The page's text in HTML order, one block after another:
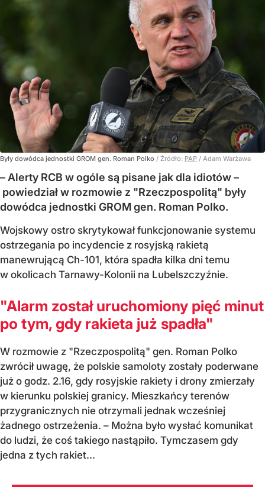
Były dowódca jednostki GROM gen. Roman Polko / Źródło: PAP / Adam Warżawa
– Alerty RCB w ogóle są pisane jak dla idiotów –
powiedział w rozmowie z "Rzeczpospolitą" były
dowódca jednostki GROM gen. Roman Polko.
Wojskowy ostro skrytykował funkcjonowanie systemu
ostrzegania po incydencie z rosyjską rakietą
manewrującą Ch-101, która spadła kilka dni temu
w okolicach Tarnawy-Kolonii na Lubelszczyźnie.
"Alarm został uruchomiony pięć minut
po tym, gdy rakieta już spadła"
W rozmowie z "Rzeczpospolitą" gen. Roman Polko
zwrócił uwagę, że polskie samoloty zostały poderwane
już o godz. 2.16, gdy rosyjskie rakiety i drony zmierzały
w kierunku polskiej granicy. Mieszkańcy terenów
przygranicznych nie otrzymali jednak wcześniej
żadnego ostrzeżenia. – Można było wysłać komunikat
do ludzi, że coś takiego nastąpiło. Tymczasem gdy
jedna z tych rakiet...